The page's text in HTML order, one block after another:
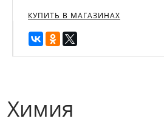
КУПИТЬ В МАГАЗИНАХ
Химия